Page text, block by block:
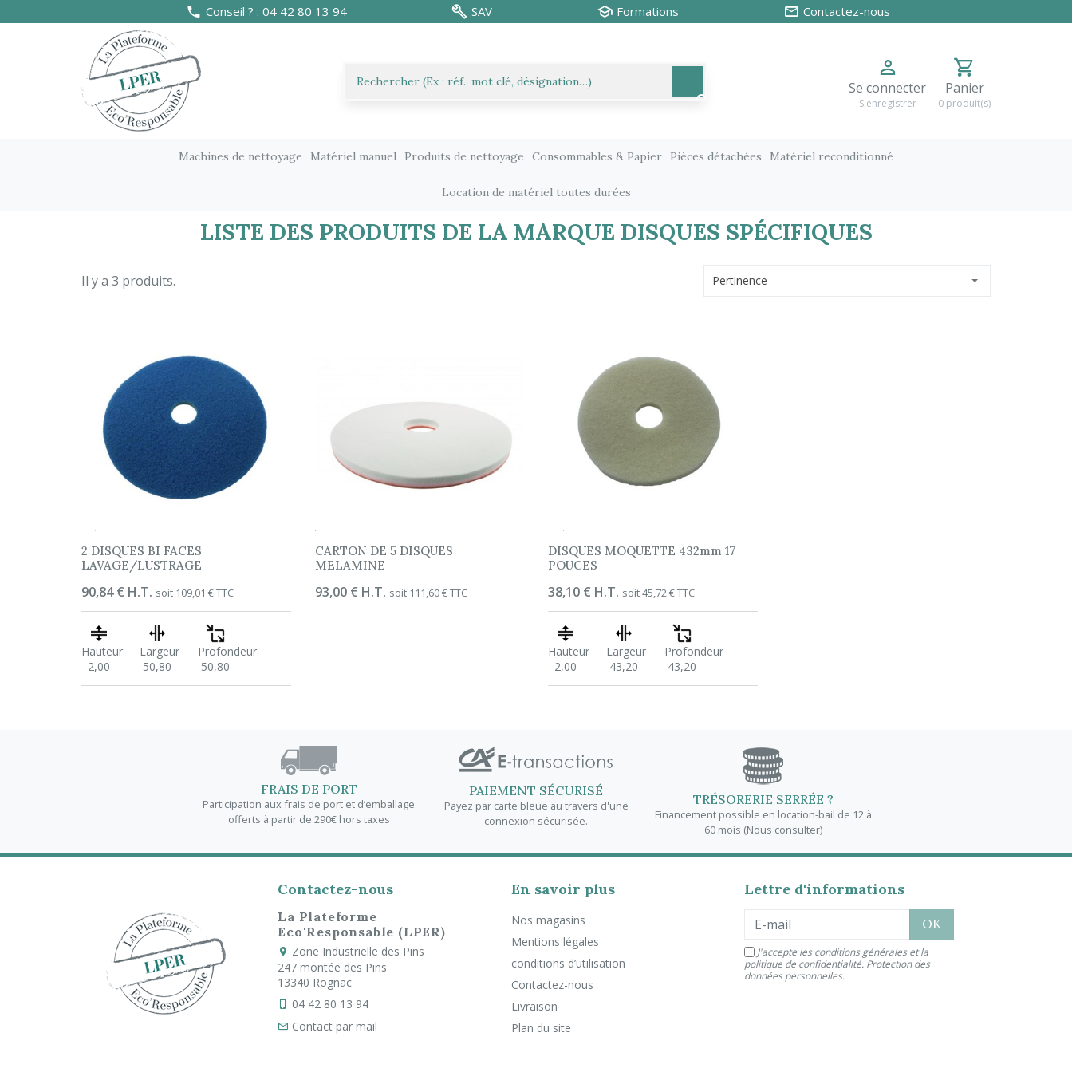
Conseil ? : 04 42 80 13 94 SAV Formations Contactez-nous
Se connecter
S'enregistrer
Panier
0 produit(s)
Machines de nettoyage Matériel manuel Produits de nettoyage Consommables & Papier Pièces détachées Matériel reconditionné
Location de matériel toutes durées
LISTE DES PRODUITS DE LA MARQUE DISQUES SPÉCIFIQUES
Il y a 3 produits. Pertinence
2 DISQUES BI FACES
LAVAGE/LUSTRAGE
Prix
90,84 € H.T. soit 109,01 € TTC
Hauteur
2,00
Largeur
50,80
Profondeur
50,80
CARTON DE 5 DISQUES
MELAMINE
Prix
93,00 € H.T. soit 111,60 € TTC
DISQUES MOQUETTE 432mm 17
POUCES
Prix
38,10 € H.T. soit 45,72 € TTC
Hauteur
2,00
Largeur
43,20
Profondeur
43,20
FRAIS DE PORT
Participation aux frais de port et d’emballage
offerts à partir de 290€ hors taxes
PAIEMENT SÉCURISÉ
Payez par carte bleue au travers d'une
connexion sécurisée.
TRÉSORERIE SERRÉE ?
Financement possible en location-bail de 12 à
60 mois (Nous consulter)
Contactez-nous
La Plateforme
Eco'Responsable (LPER)
Zone Industrielle des Pins
247 montée des Pins
13340 Rognac
04 42 80 13 94
Contact par mail
En savoir plus
Nos magasins
Mentions légales
conditions d’utilisation
Contactez-nous
Livraison
Plan du site
Lettre d'informations
J'accepte les conditions générales et la
politique de confidentialité. Protection des
données personnelles.